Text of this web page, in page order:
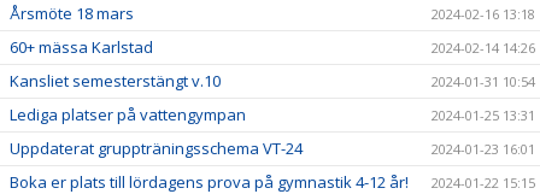
Årsmöte 18 mars 2024-02-16 13:18
60+ mässa Karlstad 2024-02-14 14:26
Kansliet semesterstängt v.10 2024-01-31 10:54
Lediga platser på vattengympan 2024-01-25 13:31
Uppdaterat gruppträningsschema VT-24 2024-01-23 16:01
Boka er plats till lördagens prova på gymnastik 4-12 år! 2024-01-22 15:15